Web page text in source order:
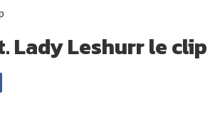
Lady Leshurr le clip